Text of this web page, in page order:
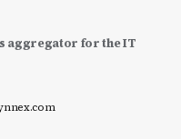
aggregator for the IT